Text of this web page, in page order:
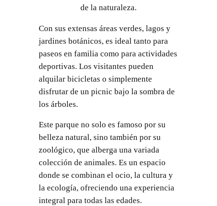
de la naturaleza.
Con sus extensas áreas verdes, lagos y
jardines botánicos, es ideal tanto para
paseos en familia como para actividades
deportivas. Los visitantes pueden
alquilar bicicletas o simplemente
disfrutar de un picnic bajo la sombra de
los árboles.
Este parque no solo es famoso por su
belleza natural, sino también por su
zoológico, que alberga una variada
colección de animales. Es un espacio
donde se combinan el ocio, la cultura y
la ecología, ofreciendo una experiencia
integral para todas las edades.